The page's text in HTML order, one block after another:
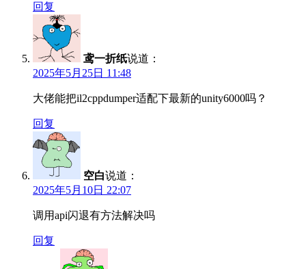
回复
鸢一折纸说道：
2025年5月25日 11:48
大佬能把il2cppdumper适配下最新的unity6000吗？
回复
空白说道：
2025年5月10日 22:07
调用api闪退有方法解决吗
回复